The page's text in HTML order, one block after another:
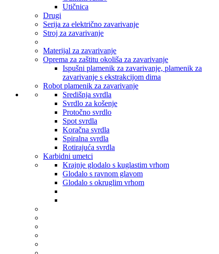
Utičnica
Drugi
Serija za električno zavarivanje
Stroj za zavarivanje
Materijal za zavarivanje
Oprema za zaštitu okoliša za zavarivanje
Ispušni plamenik za zavarivanje, plamenik za
zavarivanje s ekstrakcijom dima
Robot plamenik za zavarivanje
Središnja svrdla
Svrdlo za košenje
Protočno svrdlo
Spot svrdla
Koračna svrdla
Spiralna svrdla
Rotirajuća svrdla
Karbidni umetci
Krajnje glodalo s kuglastim vrhom
Glodalo s ravnom glavom
Glodalo s okruglim vrhom